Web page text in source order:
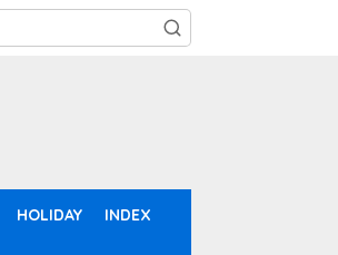
HOLIDAY INDEX